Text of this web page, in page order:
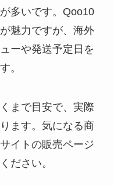
多いです。Qoo10
魅力ですが、海外
ーや発送予定日を
。
まで目安で、実際
ます。気になる商
イトの販売ページ
ださい。